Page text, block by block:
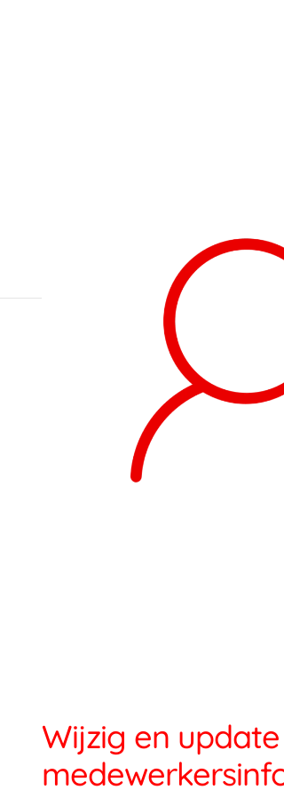
Wijzig en update